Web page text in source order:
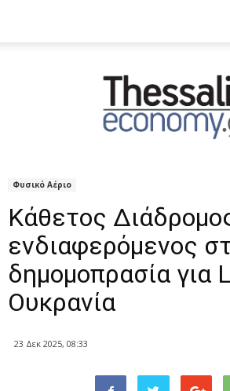
Φυσικό Αέριο
Κάθετος
ενδιαφερόμενος
δημομοπρασία για
Ουκρανία
23 Δεκ 2025, 08:33